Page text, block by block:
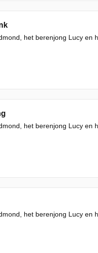
het berenjong Lucy en
het berenjong Lucy en
het berenjong Lucy en